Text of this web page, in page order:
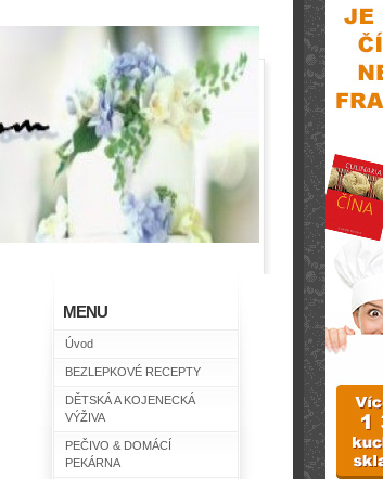
MENU
Úvod
BEZLEPKOVÉ RECEPTY
DĚTSKÁ A KOJENECKÁ
VÝŽIVA
PEČIVO & DOMÁCÍ
PEKÁRNA